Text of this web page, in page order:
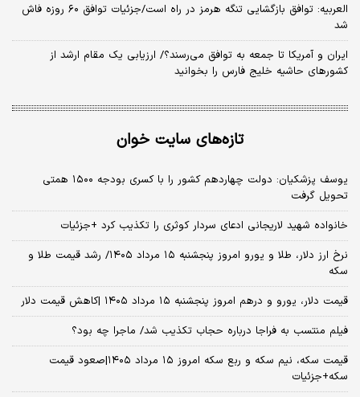
العربیه: توافق بازگشایی تنگه هرمز در راه است/جزئیات توافق ۶۰ روزه فاش
شد
ایران و آمریکا تا جمعه به توافق می‌رسند؟/ ارزیابی یک مقام ارشد از
کشورهای حاشیه خلیج فارس را بخوانید
تازه‌های سایت خوان
یوسف پزشکیان: دولت چهاردهم کشور را با کسری بودجه ۱۵۰۰ همتی
تحویل گرفت
خانواده شهید لاریجانی ادعای سردار کوثری را تکذیب کرد +جزئیات
نرخ ارز دلار، طلا و یورو امروز پنجشنبه ۱۵ مرداد ۱۴۰۵/ رشد قیمت طلا و
سکه
قیمت دلار، یورو و درهم امروز پنجشنبه ۱۵ مرداد ۱۴۰۵ |کاهش قیمت دلار
فیلم منتسب به فراجا درباره حجاب تکذیب شد/ ماجرا چه بود؟
قیمت سکه، نیم سکه و ربع سکه امروز ۱۵ مرداد ۱۴۰۵|صعود قیمت
سکه+جزئیات